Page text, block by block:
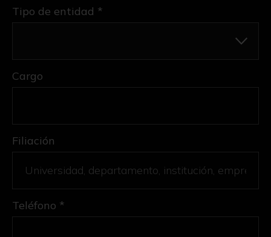
Tipo de entidad *
Cargo
Filiación
Teléfono *